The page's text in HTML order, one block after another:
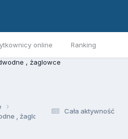
online Ranking
, żaglowce
Cała aktywność
, żaglowce